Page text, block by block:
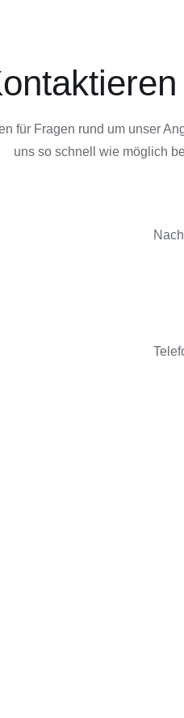
für Fragen rund um unser
uns so schnell wie möglich